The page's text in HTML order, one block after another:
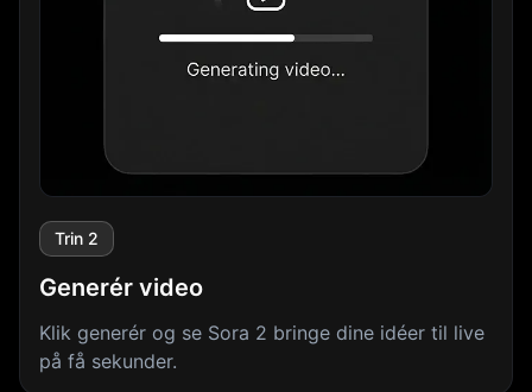
Trin 2
Generér video
Klik generér og se Sora 2 bringe dine idéer til live
på få sekunder.